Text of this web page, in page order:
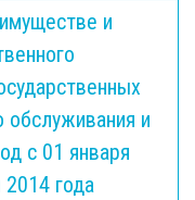
и
обслуживания и
с 01 января
года